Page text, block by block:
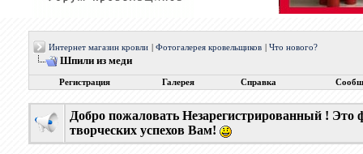
Интернет магазин кровли Фотогалерея кровельщиков Что нового?
Шпили из меди
Регистрация Галерея Справка
Добро пожаловать Незарегистрированный !
творческих успехов Вам!